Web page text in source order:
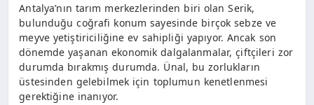
Antalya’nın tarım merkezlerinden biri olan Serik,
bulunduğu coğrafi konum sayesinde birçok sebze ve
meyve yetiştiriciliğine ev sahipliği yapıyor. Ancak son
dönemde yaşanan ekonomik dalgalanmalar, çiftçileri zor
durumda bırakmış durumda. Ünal, bu zorlukların
üstesinden gelebilmek için toplumun kenetlenmesi
gerektiğine inanıyor.